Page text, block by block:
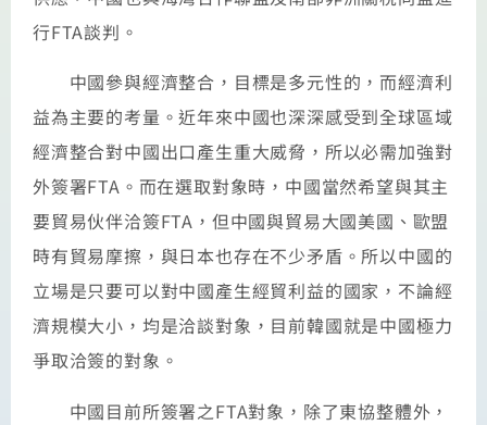
行FTA談判。
中國參與經濟整合，目標是多元性的，而經濟利
益為主要的考量。近年來中國也深深感受到全球區域
經濟整合對中國出口產生重大威脅，所以必需加強對
外簽署FTA。而在選取對象時，中國當然希望與其主
要貿易伙伴洽簽FTA，但中國與貿易大國美國、歐盟
時有貿易摩擦，與日本也存在不少矛盾。所以中國的
立場是只要可以對中國產生經貿利益的國家，不論經
濟規模大小，均是洽談對象，目前韓國就是中國極力
爭取洽簽的對象。
中國目前所簽署之FTA對象，除了東協整體外，